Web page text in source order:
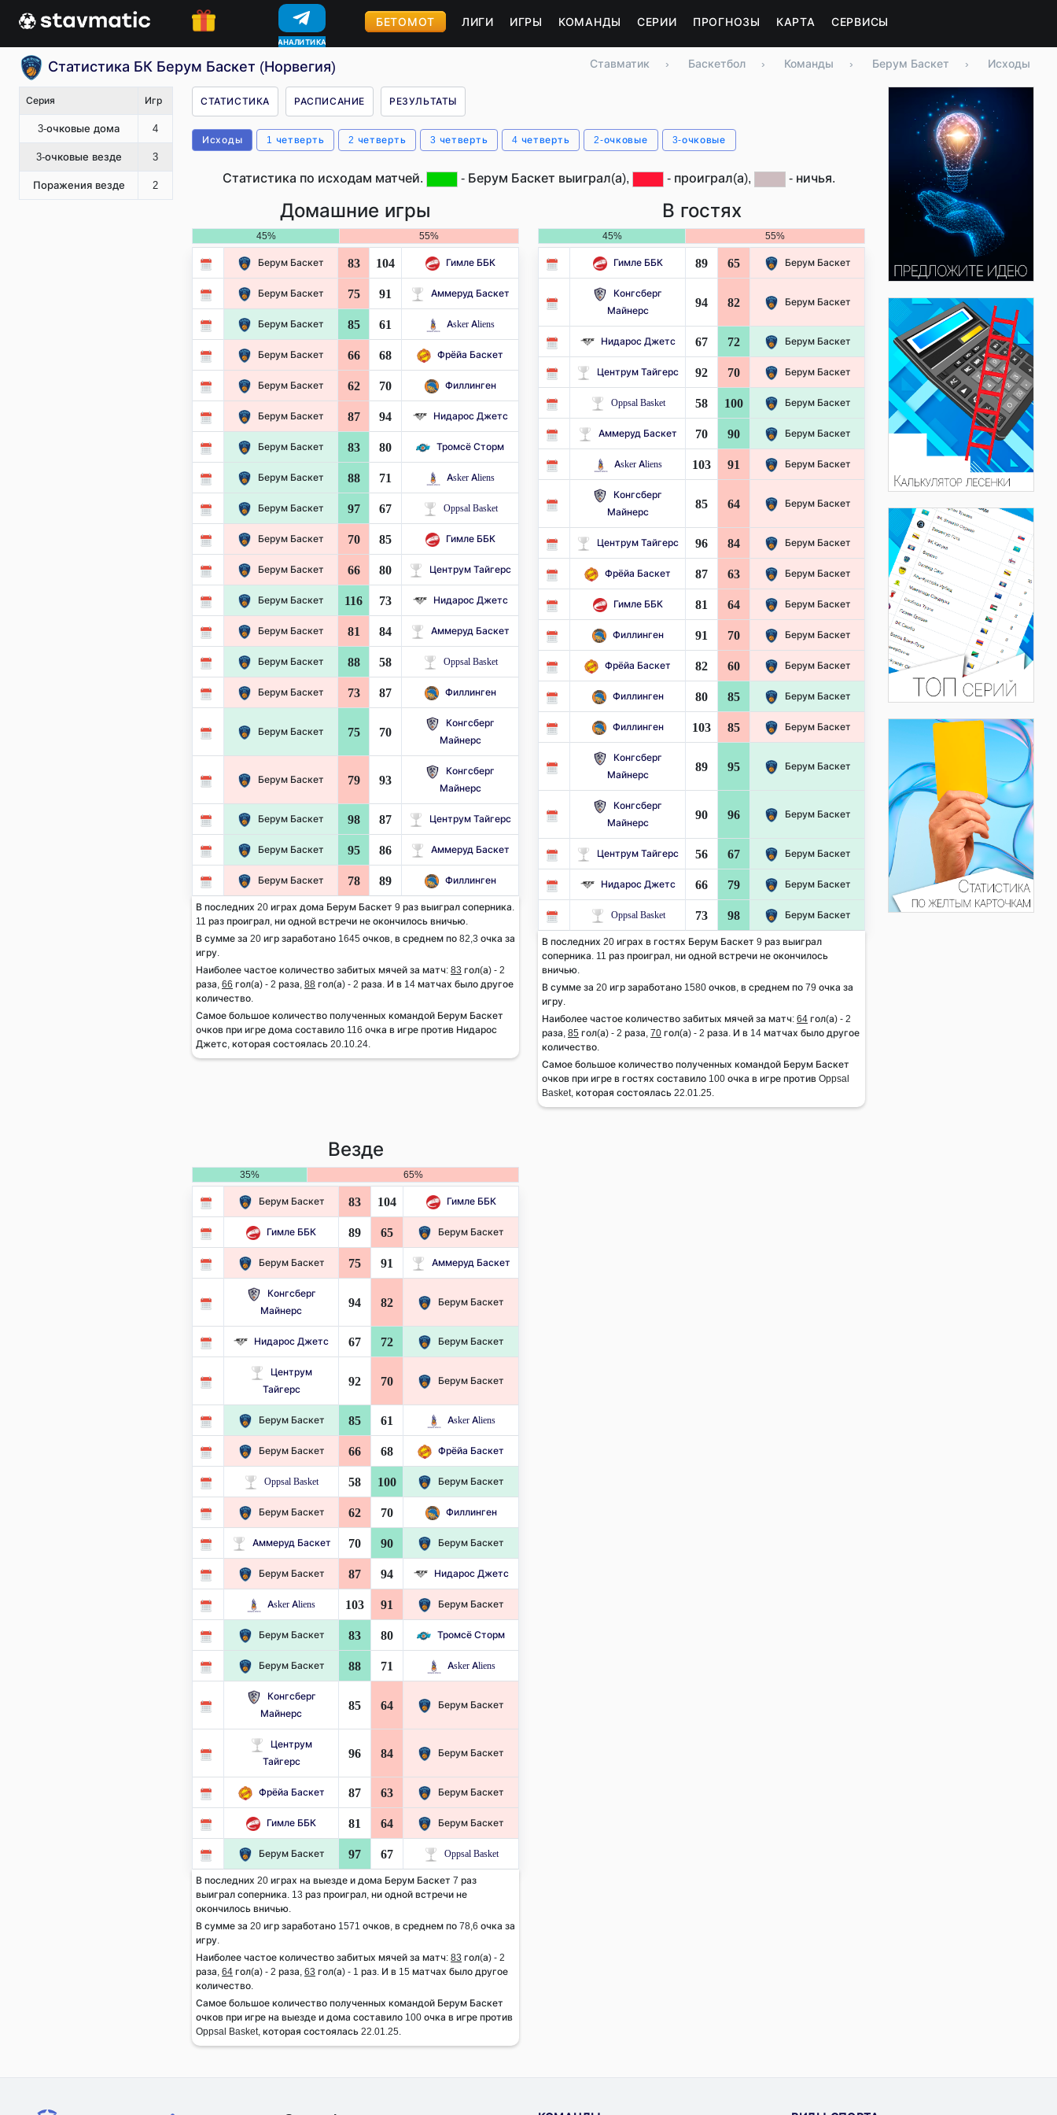
АНАЛИТИКА
КОНКУРСЫ
БЕТОМОТ ЛИГИ ИГРЫ КОМАНДЫ СЕРИИ ПРОГНОЗЫ КАРТА СЕРВИСЫ
Статистика БК Берум Баскет (Норвегия) Ставматик › Баскетбол › Команды › Берум Баскет › Исходы
Серия Игр
3-очковые дома 4
3-очковые везде 3
Поражения везде 2
СТАТИСТИКА РАСПИСАНИЕ РЕЗУЛЬТАТЫ
Исходы 1 четверть 2 четверть 3 четверть 4 четверть 2-очковые 3-очковые
Статистика по исходам матчей. - Берум Баскет выиграл(а), - проиграл(а), - ничья.
Домашние игры
45% 55%
Берум Баскет 83 104 Гимле ББК
Берум Баскет 75 91 Аммеруд Баскет
Берум Баскет 85 61 Asker Aliens
Берум Баскет 66 68 Фрёйа Баскет
Берум Баскет 62 70 Филлинген
Берум Баскет 87 94 Нидарос Джетс
Берум Баскет 83 80 Тромсё Сторм
Берум Баскет 88 71 Asker Aliens
Берум Баскет 97 67 Oppsal Basket
Берум Баскет 70 85 Гимле ББК
Берум Баскет 66 80 Центрум Тайгерс
Берум Баскет 116 73 Нидарос Джетс
Берум Баскет 81 84 Аммеруд Баскет
Берум Баскет 88 58 Oppsal Basket
Берум Баскет 73 87 Филлинген
Берум Баскет 75 70
Конгсберг
Майнерс
Берум Баскет 79 93
Конгсберг
Майнерс
Берум Баскет 98 87 Центрум Тайгерс
Берум Баскет 95 86 Аммеруд Баскет
Берум Баскет 78 89 Филлинген
В последних 20 играх дома Берум Баскет 9 раз выиграл соперника.
11 раз проиграл, ни одной встречи не окончилось вничью.
В сумме за 20 игр заработано 1645 очков, в среднем по 82,3 очка за
игру.
Наиболее частое количество забитых мячей за матч: 83 гол(а) - 2
раза, 66 гол(а) - 2 раза, 88 гол(а) - 2 раза. И в 14 матчах было другое
количество.
Самое большое количество полученных командой Берум Баскет
очков при игре дома составило 116 очка в игре против Нидарос
Джетс, которая состоялась 20.10.24.
В гостях
45% 55%
Гимле ББК 89 65 Берум Баскет
Конгсберг
Майнерс
94 82 Берум Баскет
Нидарос Джетс 67 72 Берум Баскет
Центрум Тайгерс 92 70 Берум Баскет
Oppsal Basket 58 100 Берум Баскет
Аммеруд Баскет 70 90 Берум Баскет
Asker Aliens 103 91 Берум Баскет
Конгсберг
Майнерс
85 64 Берум Баскет
Центрум Тайгерс 96 84 Берум Баскет
Фрёйа Баскет 87 63 Берум Баскет
Гимле ББК 81 64 Берум Баскет
Филлинген 91 70 Берум Баскет
Фрёйа Баскет 82 60 Берум Баскет
Филлинген 80 85 Берум Баскет
Филлинген 103 85 Берум Баскет
Конгсберг
Майнерс
89 95 Берум Баскет
Конгсберг
Майнерс
90 96 Берум Баскет
Центрум Тайгерс 56 67 Берум Баскет
Нидарос Джетс 66 79 Берум Баскет
Oppsal Basket 73 98 Берум Баскет
В последних 20 играх в гостях Берум Баскет 9 раз выиграл
соперника. 11 раз проиграл, ни одной встречи не окончилось
вничью.
В сумме за 20 игр заработано 1580 очков, в среднем по 79 очка за
игру.
Наиболее частое количество забитых мячей за матч: 64 гол(а) - 2
раза, 85 гол(а) - 2 раза, 70 гол(а) - 2 раза. И в 14 матчах было другое
количество.
Самое большое количество полученных командой Берум Баскет
очков при игре в гостях составило 100 очка в игре против Oppsal
Basket, которая состоялась 22.01.25.
Везде
35% 65%
Берум Баскет 83 104 Гимле ББК
Гимле ББК 89 65 Берум Баскет
Берум Баскет 75 91 Аммеруд Баскет
Конгсберг
Майнерс
94 82 Берум Баскет
Нидарос Джетс 67 72 Берум Баскет
Центрум
Тайгерс
92 70 Берум Баскет
Берум Баскет 85 61 Asker Aliens
Берум Баскет 66 68 Фрёйа Баскет
Oppsal Basket 58 100 Берум Баскет
Берум Баскет 62 70 Филлинген
Аммеруд Баскет 70 90 Берум Баскет
Берум Баскет 87 94 Нидарос Джетс
Asker Aliens 103 91 Берум Баскет
Берум Баскет 83 80 Тромсё Сторм
Берум Баскет 88 71 Asker Aliens
Конгсберг
Майнерс
85 64 Берум Баскет
Центрум
Тайгерс
96 84 Берум Баскет
Фрёйа Баскет 87 63 Берум Баскет
Гимле ББК 81 64 Берум Баскет
Берум Баскет 97 67 Oppsal Basket
В последних 20 играх на выезде и дома Берум Баскет 7 раз
выиграл соперника. 13 раз проиграл, ни одной встречи не
окончилось вничью.
В сумме за 20 игр заработано 1571 очков, в среднем по 78,6 очка за
игру.
Наиболее частое количество забитых мячей за матч: 83 гол(а) - 2
раза, 64 гол(а) - 2 раза, 63 гол(а) - 1 раз. И в 15 матчах было другое
количество.
Самое большое количество полученных командой Берум Баскет
очков при игре на выезде и дома составило 100 очка в игре против
Oppsal Basket, которая состоялась 22.01.25.